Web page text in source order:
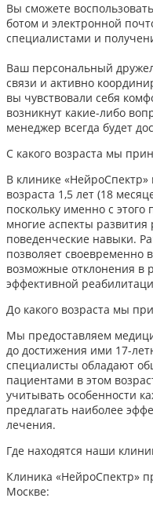
Вы сможете
ботом и электронной
специалистами и
Ваш персональный
связи и активно
вы чувствовали себя
возникнут какие-либо
менеджер всегда будет
С какого возраста мы
В клинике
возраста 1,5 лет (18
поскольку именно с
многие аспекты
поведенческие навыки.
позволяет своевременно
возможные отклонения в
эффективной
До какого возраста мы
Мы предоставляем
до достижения ими 17-
специалисты обладают
пациентами в этом
учитывать особенности
предлагать наиболее
лечения.​
Где находятся наши
Клиника «НейроСпектр»
Москве:​